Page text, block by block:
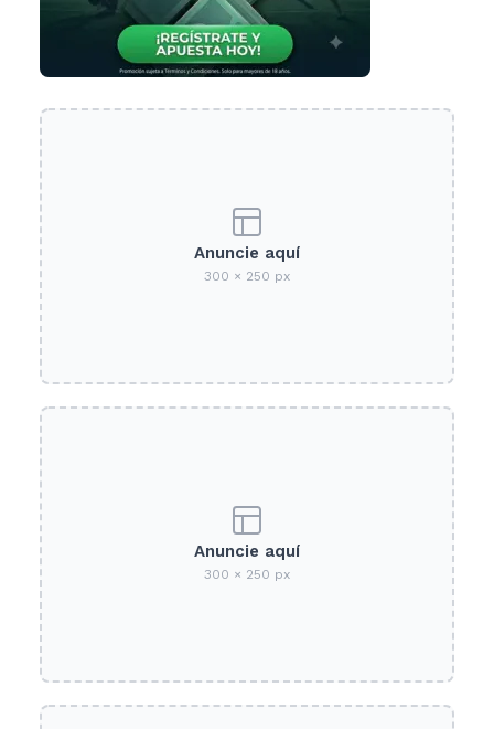
Anuncie aquí
300 × 250 px
Anuncie aquí
300 × 250 px